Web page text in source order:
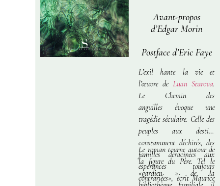
Avant-propos
d’Edgar Morin
Postface d’Eric Faye
L’exil hante la vie et
l’œuvre de Luan Starova.
Le Chemin des
anguilles
évoque une
tragédie séculaire. Celle des
peuples aux destins
constamment déchirés, des
familles déracinées aux
espérances toujours
contrariées», écrit Maurice
Le roman tourne autour de
la figure du Père. Tel le
«gardien » de la